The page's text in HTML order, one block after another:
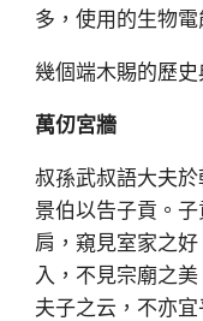
多，使用的生物電
幾個端木賜的歷
萬仞宮牆
叔孫武叔語大夫
景伯以告子貢。
肩，窺見室家之
入，不見宗廟之
夫子之云，不亦宜